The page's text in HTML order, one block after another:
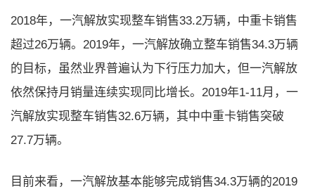
2018年，一汽解放实现整车销售33.2万辆，中重卡销售
超过26万辆。2019年，一汽解放确立整车销售34.3万辆
的目标，虽然业界普遍认为下行压力加大，但一汽解放
依然保持月销量连续实现同比增长。2019年1-11月，一
汽解放实现整车销售32.6万辆，其中中重卡销售突破
27.7万辆。
目前来看，一汽解放基本能够完成销售34.3万辆的2019